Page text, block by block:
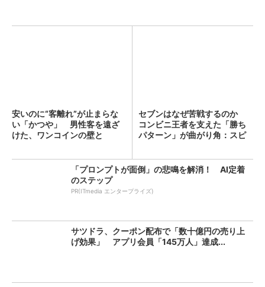
安いのに“客離れ”が止まらな
い「かつや」 男性客を遠ざ
けた、ワンコインの壁と
セブンはなぜ苦戦するのか
コンビニ王者を支えた「勝ち
パターン」が曲がり角：スピ
「プロンプトが面倒」の悲鳴を解消！ AI定着
のステップ
PR(ITmedia エンタープライズ)
サツドラ、クーポン配布で「数十億円の売り上
げ効果」 アプリ会員「145万人」達成...